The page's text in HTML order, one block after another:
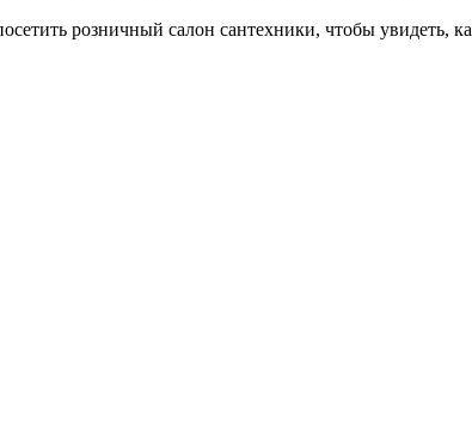
розничный салон сантехники, чтобы увидеть,